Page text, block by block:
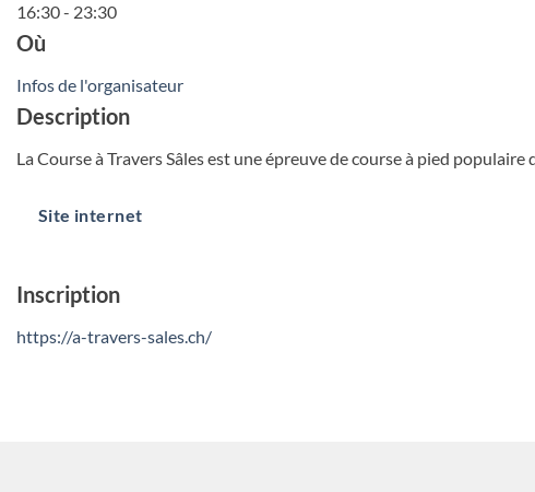
16:30 - 23:30
Où
Infos de l'organisateur
Description
La Course à Travers Sâles est une épreuve de course à pied
Site internet
Inscription
https://a-travers-sales.ch/